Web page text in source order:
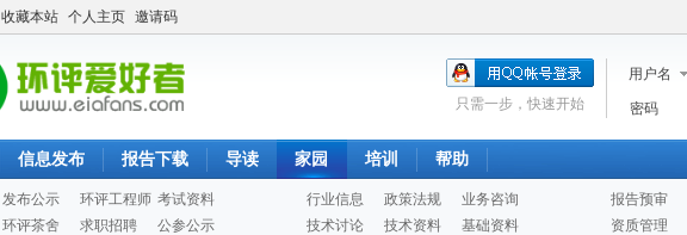
收藏本站 个人主页 邀请码
用户名
密码
只需一步，快速开始
信息发布 报告下载 导读 家园 培训 帮助
发布公示 环评工程师 考试资料
环评茶舍
求职招聘 公参公示
行业信息 政策法规
业务咨询
技术讨论
技术资料 基础资料
报告预审
资质管理